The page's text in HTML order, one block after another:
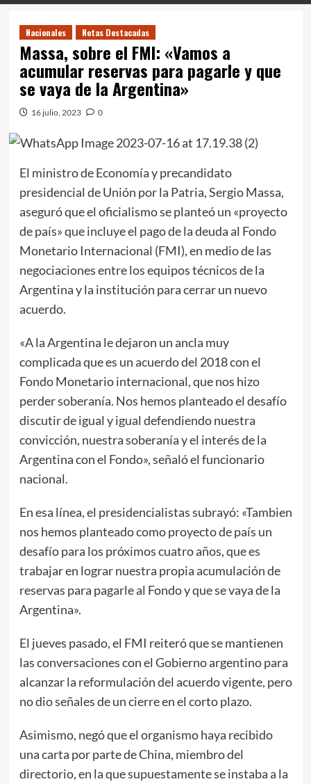
Nacionales Notas Destacadas
Massa, sobre el FMI: «Vamos a
acumular reservas para pagarle y que
se vaya de la Argentina»
16 julio, 2023 0
El ministro de Economía y precandidato
presidencial de Unión por la Patria, Sergio Massa,
aseguró que el oficialismo se planteó un «proyecto
de país» que incluye el pago de la deuda al Fondo
Monetario Internacional (FMI), en medio de las
negociaciones entre los equipos técnicos de la
Argentina y la institución para cerrar un nuevo
acuerdo.
«A la Argentina le dejaron un ancla muy
complicada que es un acuerdo del 2018 con el
Fondo Monetario internacional, que nos hizo
perder soberanía. Nos hemos planteado el desafío
discutir de igual y igual defendiendo nuestra
convicción, nuestra soberanía y el interés de la
Argentina con el Fondo», señaló el funcionario
nacional.
En esa línea, el presidencialistas subrayó: «Tambien
nos hemos planteado como proyecto de país un
desafío para los próximos cuatro años, que es
trabajar en lograr nuestra propia acumulación de
reservas para pagarle al Fondo y que se vaya de la
Argentina».
El jueves pasado, el FMI reiteró que se mantienen
las conversaciones con el Gobierno argentino para
alcanzar la reformulación del acuerdo vigente, pero
no dio señales de un cierre en el corto plazo.
Asimismo, negó que el organismo haya recibido
una carta por parte de China, miembro del
directorio, en la que supuestamente se instaba a la